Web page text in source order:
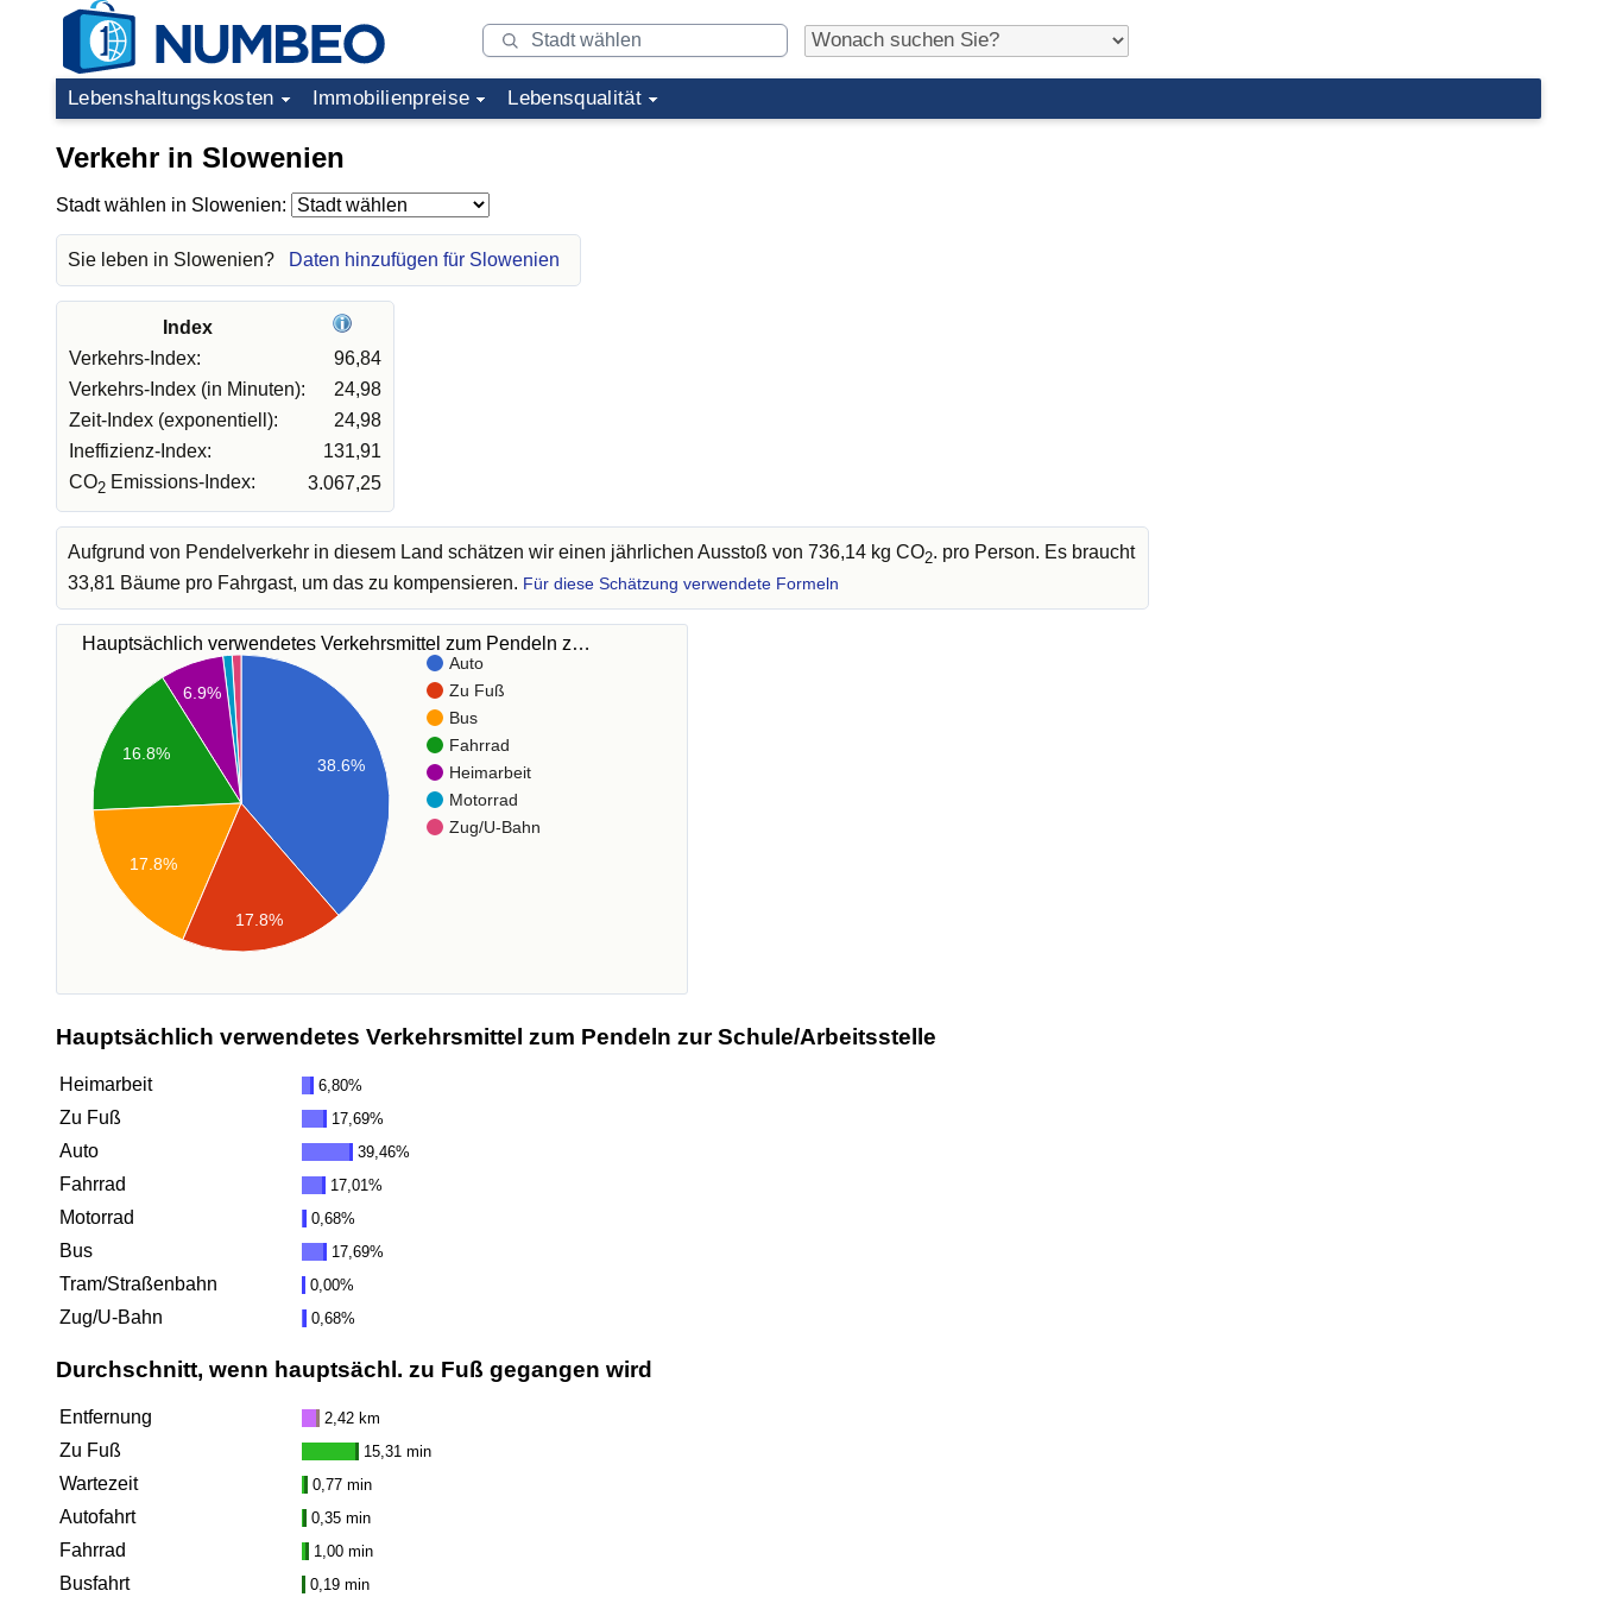
Lebenshaltungskosten Immobilienpreise Lebensqualität
Verkehr in Slowenien
Stadt wählen in Slowenien:
Sie leben in Slowenien? Daten hinzufügen für Slowenien
Index
Verkehrs-Index:
96,84
Verkehrs-Index (in Minuten):
24,98
Zeit-Index (exponentiell):
24,98
Ineffizienz-Index:
131,91
CO2 Emissions-Index: 3.067,25
Aufgrund von Pendelverkehr in diesem Land schätzen wir einen jährlichen Ausstoß von 736,14 kg CO2. pro Person. Es braucht
33,81 Bäume pro Fahrgast, um das zu kompensieren. Für diese Schätzung verwendete Formeln
Hauptsächlich verwendetes Verkehrsmittel zum Pendeln z…
Auto
Zu Fuß
Bus
Fahrrad
Heimarbeit
Motorrad
Zug/U-Bahn
38.6%
6.9%
16.8%
17.8%
17.8%
Hauptsächlich verwendetes Verkehrsmittel zum Pendeln zur Schule/Arbeitsstelle
Heimarbeit 6,80%
Zu Fuß 17,69%
Auto 39,46%
Fahrrad 17,01%
Motorrad 0,68%
Bus 17,69%
Tram/Straßenbahn 0,00%
Zug/U-Bahn 0,68%
Durchschnitt, wenn hauptsächl. zu Fuß gegangen wird
Entfernung 2,42 km
Zu Fuß 15,31 min
Wartezeit 0,77 min
Autofahrt 0,35 min
Fahrrad 1,00 min
Busfahrt 0,19 min